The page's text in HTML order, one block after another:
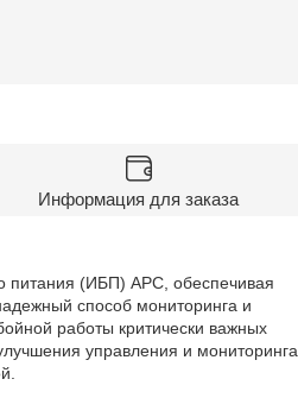
Информация для заказа
питания (ИБП) APC, обеспечивая
способ мониторинга и
работы критически важных
управления и мониторинга,